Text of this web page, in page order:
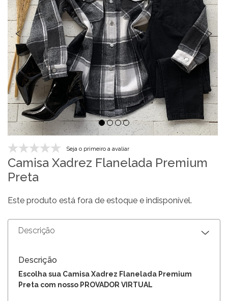
‹ ›
Seja o primeiro a avaliar
Camisa Xadrez Flanelada Premium
Preta
Este produto está fora de estoque e indisponível.
Descrição
Descrição
Escolha sua Camisa Xadrez Flanelada Premium
Preta com nosso PROVADOR VIRTUAL